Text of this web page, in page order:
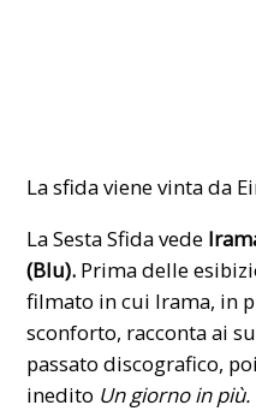
La sfida viene vinta da
La Sesta Sfida vede
(Blu). Prima delle
filmato in cui Irama, in
sconforto, racconta ai
passato discografico,
inedito Un giorno in più.